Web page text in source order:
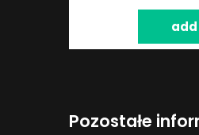
Pozostałe